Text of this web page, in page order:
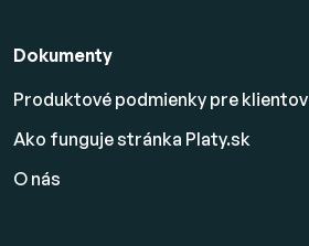
Dokumenty
Produktové podmienky pre klientov
Ako funguje stránka Platy.sk
O nás